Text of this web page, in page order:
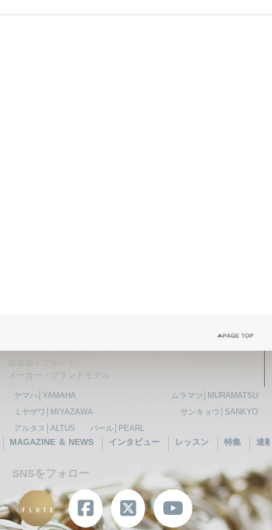
ヤマハ│YAMAHA
ムラマツ│MURAMATSU
ミヤザワ│MIYAZAWA
サンキョウ│SANKYO
アルタス│ALTUS
パール│PEARL
MAGAZINE ＆ NEWS インタビュー レッスン 特集 連
SNSをフォロー